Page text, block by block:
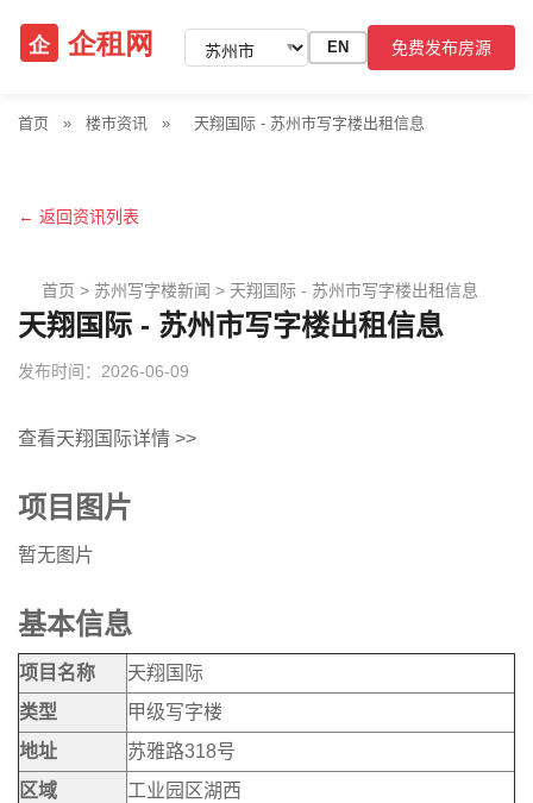
▼ EN 免费发布房源
首页 » 楼市资讯 » 天翔国际 - 苏州市写字楼出租信息
← 返回资讯列表
首页 > 苏州写字楼新闻 > 天翔国际 - 苏州市写字楼出租信息
天翔国际 - 苏州市写字楼出租信息
发布时间：2026-06-09
查看天翔国际详情 >>
项目图片
暂无图片
基本信息
项目名称
天翔国际
类型
甲级写字楼
地址
苏雅路318号
区域
工业园区湖西